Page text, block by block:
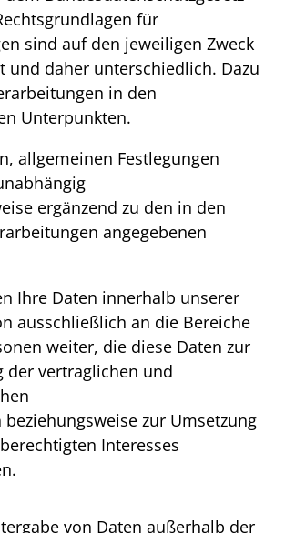
für
sind auf den jeweiligen Zweck
und daher unterschiedlich. Dazu
in den
Unterpunkten.
allgemeinen Festlegungen
ergänzend zu den in den
angegebenen
Ihre Daten innerhalb unserer
ausschließlich an die Bereiche
weiter, die diese Daten zur
der vertraglichen und
beziehungsweise zur Umsetzung
Interesses
von Daten außerhalb der